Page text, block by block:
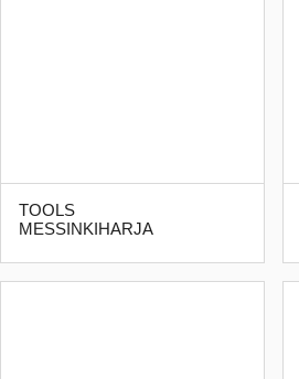
TOOLS
MESSINKIHARJA